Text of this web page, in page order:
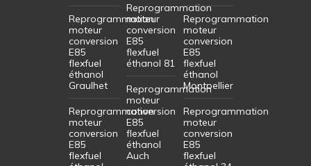
Reprogrammation
moteur
conversion
E85
flexfuel
éthanol
Graulhet
Reprogrammation
moteur
conversion
E85
flexfuel
Reprogrammation
moteur
conversion
E85
flexfuel
éthanol 81
Reprogrammation
moteur
conversion
E85
flexfuel
éthanol
Auch
Reprogrammation
moteur
conversion
E85
flexfuel
éthanol
Montpellier
Reprogrammation
moteur
conversion
E85
flexfuel